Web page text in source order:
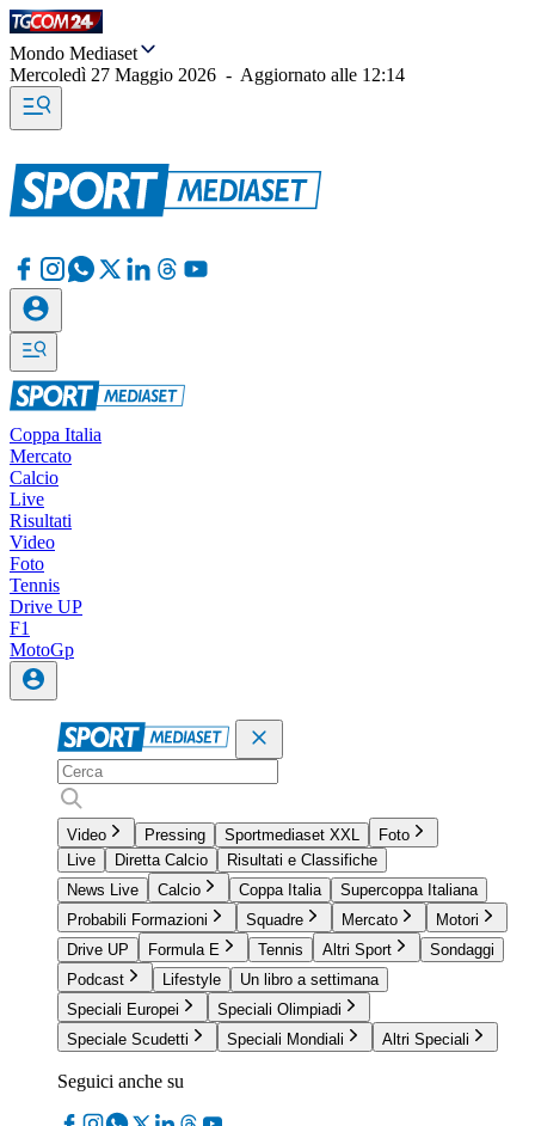
Mondo Mediaset
Mercoledì 27 Maggio 2026 - Aggiornato alle 12:14
Coppa Italia
Mercato
Calcio
Live
Risultati
Video
Foto
Tennis
Drive UP
F1
MotoGp
Video Pressing Sportmediaset XXL
Foto
Live
Diretta Calcio
Risultati e Classifiche
News Live
Calcio Coppa Italia
Supercoppa Italiana
Probabili Formazioni
Squadre Mercato
Motori
Drive UP
Formula E Tennis Altri Sport
Sondaggi
Podcast
Lifestyle
Un libro a settimana
Speciali Europei
Speciali Olimpiadi
Speciale Scudetti
Speciali Mondiali Altri Speciali
Seguici anche su